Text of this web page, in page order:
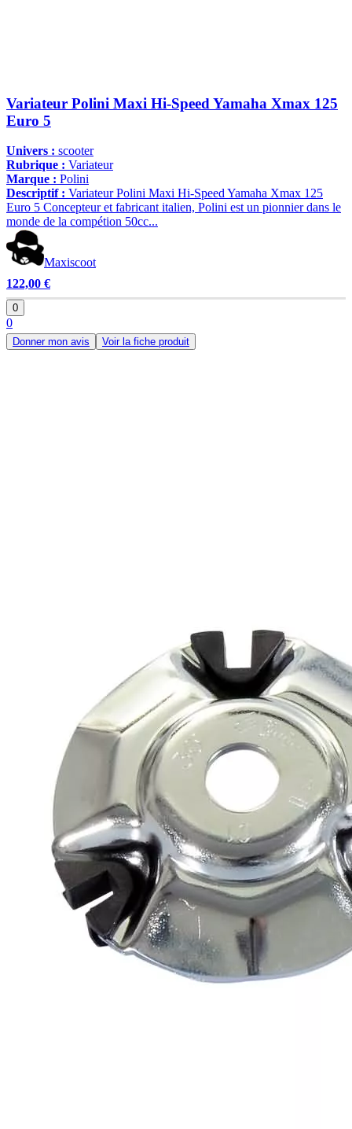
Variateur Polini Maxi Hi-Speed Yamaha Xmax 125
Euro 5
Univers : scooter
Rubrique : Variateur
Marque : Polini
Descriptif : Variateur Polini Maxi Hi-Speed Yamaha Xmax 125
Euro 5 Concepteur et fabricant italien, Polini est un pionnier dans le
monde de la compétion 50cc...
Maxiscoot
122,00 €
0
0
Donner mon avis Voir la fiche produit